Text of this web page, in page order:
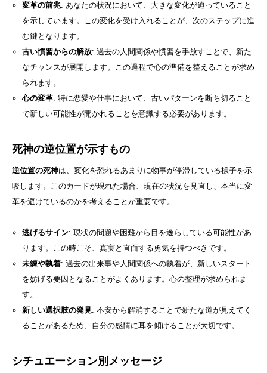
変革の前兆: あなたの状況において、大きな変化が迫っていること
を示しています。この変化を受け入れることが、次のステップに進
む鍵となります。
古い慣習からの解放: 過去の人間関係や慣習を手放すことで、新た
なチャンスが展開します。この過程で心の準備を整えることが求め
られます。
心の変革: 特に恋愛や仕事において、古いパターンを断ち切ること
で新しい可能性が開かれることを意識する必要があります。
死神の逆位置が示すもの
逆位置の死神は、変化を恐れるあまりに物事が停滞している様子を示
唆します。このカードが現れた場合、現在の状況を見直し、本当に変
革を避けているのかを考えることが重要です。
逃げるサイン: 現状の問題や困難から目を逸らしている可能性があ
ります。この時こそ、真実と直面する勇気を持つべきです。
未練や執着: 過去の出来事や人間関係への執着が、新しいスタート
を妨げる要因となることがよくあります。心の整理が求められま
す。
新しい選択肢の発見: 不安から解消することで新たな道が見えてく
ることがあるため、自分の感情に耳を傾けることが大切です。
シチュエーション別メッセージ